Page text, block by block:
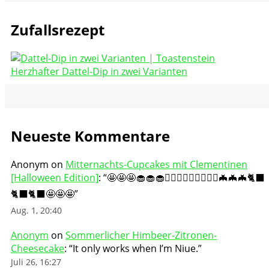
Zufallsrezept
Herzhafter Dattel-Dip in zwei Varianten
Neueste Kommentare
Anonym on Mitternachts-Cupcakes mit Clementinen
[Halloween Edition]: “🤩🤩🤩🧁🧁🧁🧛🏻‍♀️🧛🏻‍♀️🧛🏻‍♀️🦇🦇🦇🐈‍⬛
🐈‍⬛🐈‍⬛🤩🤩🤩”
Aug. 1, 20:40
Anonym on Sommerlicher Himbeer-Zitronen-
Cheesecake: “It only works when I’m Niue.”
Juli 26, 16:27